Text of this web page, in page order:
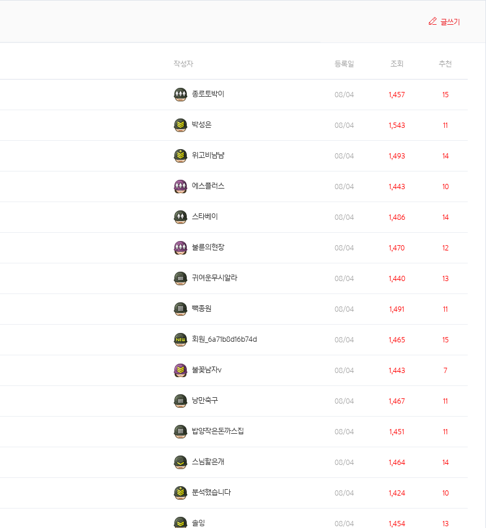
글쓰기
작성자 등록일 조회 추천
종로토박이 08/04 1,457 15
박성은 08/04 1,543 11
위고비냠냠 08/04 1,493 14
에스플러스 08/04 1,443 10
스타베이 08/04 1,486 14
불륜의현장 08/04 1,470 12
귀여운무시알라 08/04 1,440 13
빽종원 08/04 1,491 11
회원_6a71b8d16b74d 08/04 1,465 15
불꽃남자v 08/04 1,443 7
낭만축구 08/04 1,467 11
밥양작은돈까스집 08/04 1,451 11
스님핥은개 08/04 1,464 14
분석했습니다 08/04 1,424 10
솔잉 08/04 1,454 13